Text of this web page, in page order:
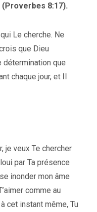
8:17).
Le cherche. Ne
que Dieu
que
chaque jour, et Il
je veux Te chercher
par Ta présence
inonder mon âme
comme au
cet instant même, Tu